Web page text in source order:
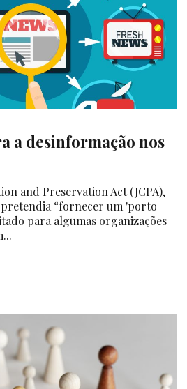
a desinformação nos
and Preservation Act (JCPA),
“fornecer um 'porto
para algumas organizações